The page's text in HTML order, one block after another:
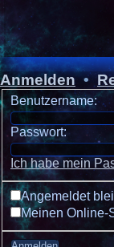
Anmelden•
Benutzername:
Passwort:
Ich habe mein
Angemeldet
Meinen Online-